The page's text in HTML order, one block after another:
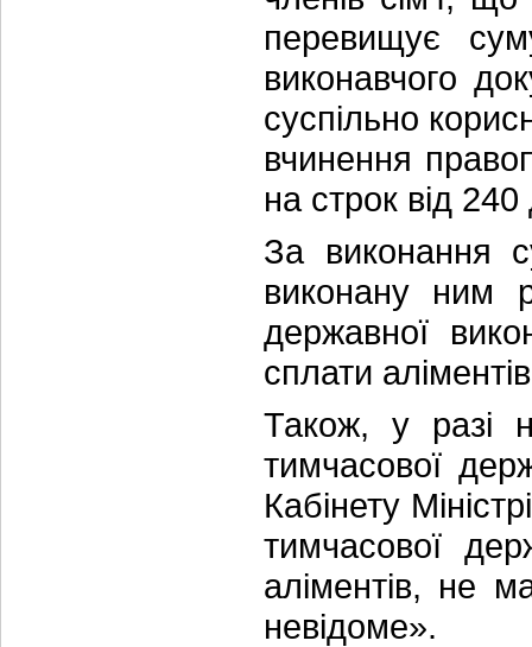
перевищує
виконавчого
суспільно
вчинення
на строк від
За виконання
виконану ним
державної
сплати
Також, у разі
тимчасової
Кабінету
тимчасової
аліментів, не
невідоме».